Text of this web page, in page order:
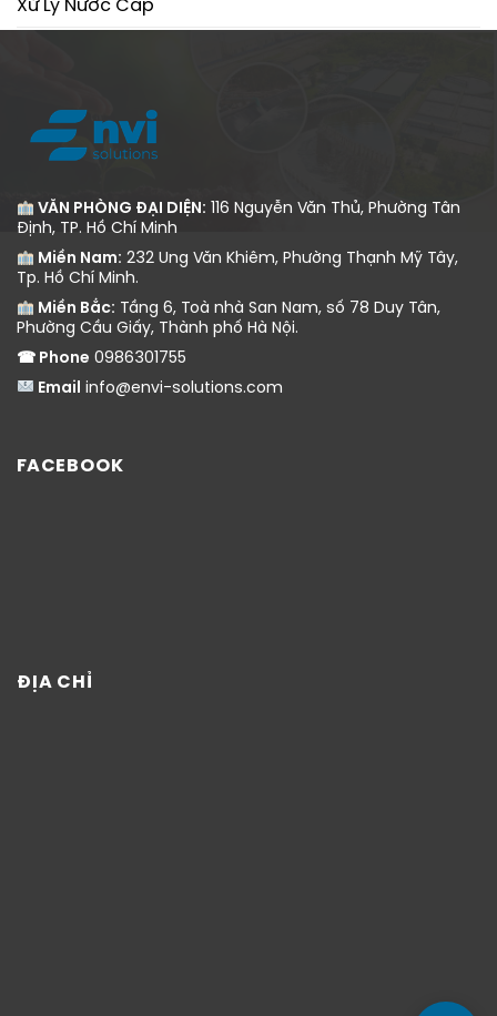
Xử Lý Nước Cấp
VĂN PHÒNG ĐẠI DIỆN: 116 Nguyễn Văn Thủ, Phường Tân
Định, TP. Hồ Chí Minh
Miền Nam: 232 Ung Văn Khiêm, Phường Thạnh Mỹ Tây,
Tp. Hồ Chí Minh.
Miền Bắc: Tầng 6, Toà nhà San Nam, số 78 Duy Tân,
Phường Cầu Giấy, Thành phố Hà Nội.
☎ Phone 0986301755
Email info@envi-solutions.com
FACEBOOK
ĐỊA CHỈ